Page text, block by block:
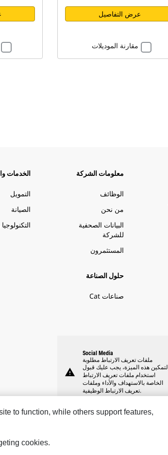
عرض التفاصيل
مقارنة الموديلات
الخدمات
التمويل
الصيانة
معلومات الشركة
الوظائف
من نحن
البيانات الصحفية
للشركة
المستثمرون
حلول الصناعة
صناعات Cat
warning
Social Media
ملفات تعريف الارتباط مطلوبة
لتمكين هذه الميزة، يجب عليك قبول
استخدام ملفات تعريف الارتباط
الخاصة بالاستهداف والأداء وملفات
تعريف الارتباط الوظيفية.
to function, while others support features,
cookies.